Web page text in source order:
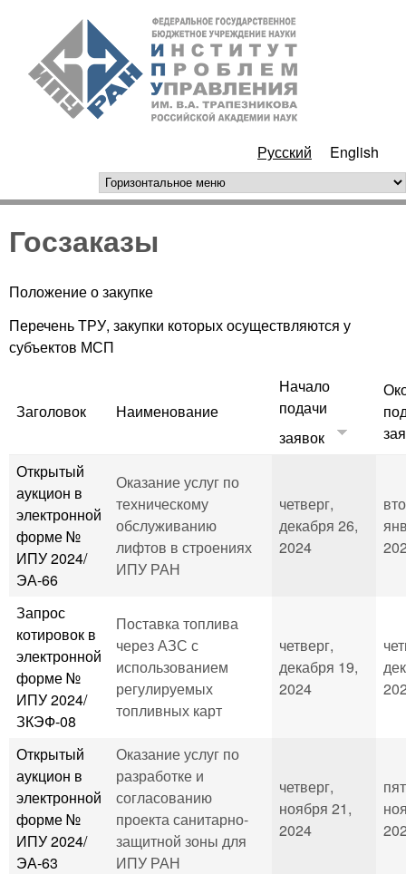
Перейти к основному
содержанию
РАН
Русский English
горизонтальное меню
Госзаказы
Положение о закупке
Перечень ТРУ, закупки которых осуществляются у
субъектов МСП
Заголовок Наименование
Начало
подачи
заявок
Открытый
аукцион в
электронной
форме №
ИПУ 2024/
ЭА-66
Оказание услуг по
техническому
обслуживанию
лифтов в строениях
ИПУ РАН
четверг,
декабря 26,
2024
Запрос
котировок в
электронной
форме №
ИПУ 2024/
ЗКЭФ-08
Поставка топлива
через АЗС с
использованием
регулируемых
топливных карт
четверг,
декабря 19,
2024
Открытый
аукцион в
электронной
форме №
ИПУ 2024/
ЭА-63
Оказание услуг по
разработке и
согласованию
проекта санитарно-
защитной зоны для
ИПУ РАН
четверг,
ноября 21,
2024